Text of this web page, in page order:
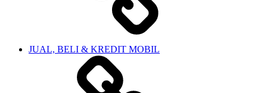
JUAL, BELI & KREDIT MOBIL